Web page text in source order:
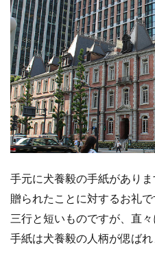
手元に犬養毅の手紙があり
贈られたことに対するお礼で
三行と短いものですが、直
手紙は犬養毅の人柄が偲ばれ